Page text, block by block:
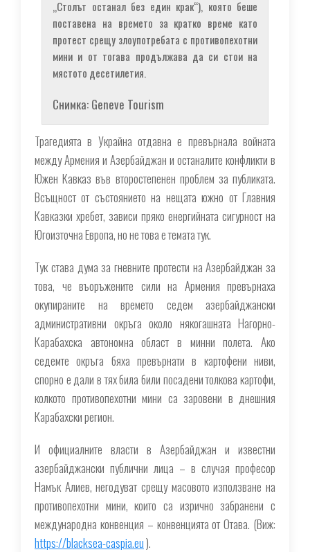
„Столът останал без един крак“), която беше
поставена на времето за кратко време като
протест срещу злоупотребата с противопехотни
мини и от тогава продължава да си стои на
мястото десетилетия.
Снимка: Geneve Tourism
Трагедията в Украйна отдавна е превърнала войната
между Армения и Азербайджан и останалите конфликти в
Южен Кавказ във второстепенен проблем за публиката.
Всъщност от състоянието на нещата южно от Главния
Кавказки хребет, зависи пряко енергийната сигурност на
Югоизточна Европа, но не това е темата тук.
Тук става дума за гневните протести на Азербайджан за
това, че въоръжените сили на Армения превърнаха
окупираните на времето седем азербайджански
административни окръга около някогашната Нагорно-
Карабахска автономна област в минни полета. Ако
седемте окръга бяха превърнати в картофени ниви,
спорно е дали в тях била били посадени толкова картофи,
колкото противопехотни мини са заровени в днешния
Карабахски регион.
И официалните власти в Азербайджан и известни
азербайджански публични лица – в случая професор
Намък Алиев, негодуват срещу масовото използване на
противопехотни мини, които са изрично забранени с
международна конвенция – конвенцията от Отава. (Виж:
https://blacksea-caspia.eu).